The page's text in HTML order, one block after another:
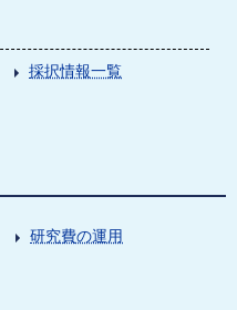
採択情報一覧
研究費の運用